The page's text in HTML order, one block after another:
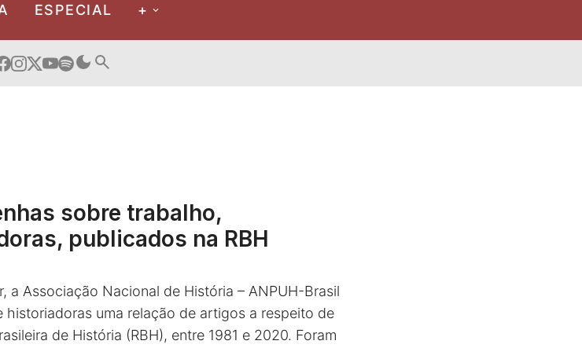
ESPECIAL +
sobre trabalho,
publicados na RBH
a Associação Nacional de História – ANPUH-Brasil
uma relação de artigos a respeito de
de História (RBH), entre 1981 e 2020. Foram